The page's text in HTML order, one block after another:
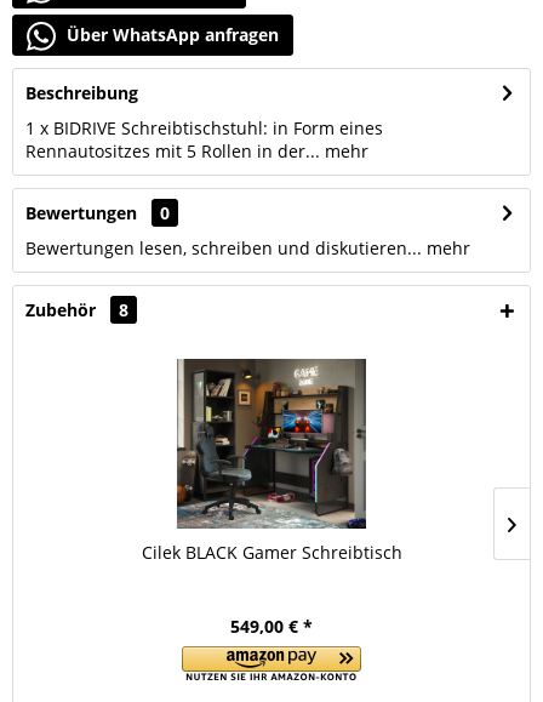
Über WhatsApp anfragen
Beschreibung
1 x BIDRIVE Schreibtischstuhl: in Form eines
Rennautositzes mit 5 Rollen in der... mehr
Bewertungen
0
Bewertungen lesen, schreiben und diskutieren... mehr
Zubehör 8
Cilek BLACK Gamer Schreibtisch
549,00 € *